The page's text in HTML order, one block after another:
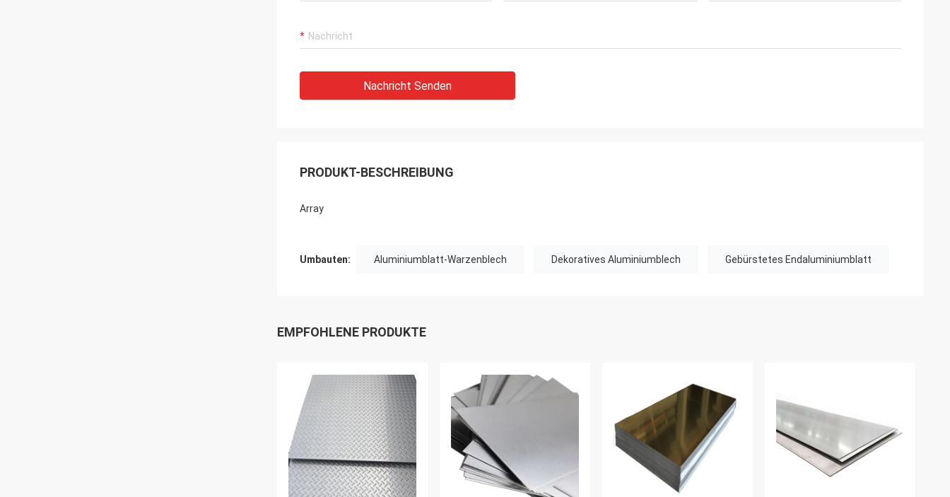
Nachricht Senden
PRODUKT-BESCHREIBUNG
Array
Umbauten: Aluminiumblatt-Warzenblech Dekoratives Aluminiumblech Gebürstetes Endaluminiumblatt
EMPFOHLENE PRODUKTE